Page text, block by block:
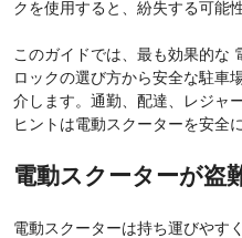
クを使用すると、紛失する可能
このガイドでは、最も効果的な
ロックの選び方から安全な駐車
介します。通勤、配達、レジャ
ヒントは電動スクーターを安全
電動スクーターが盗
電動スクーターは持ち運びやす